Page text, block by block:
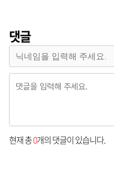
댓글
현재 총0개의 댓글이 있습니다.